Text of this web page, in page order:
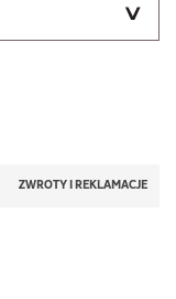
ZWROTY I REKLAMACJE